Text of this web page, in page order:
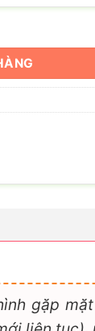
gặp